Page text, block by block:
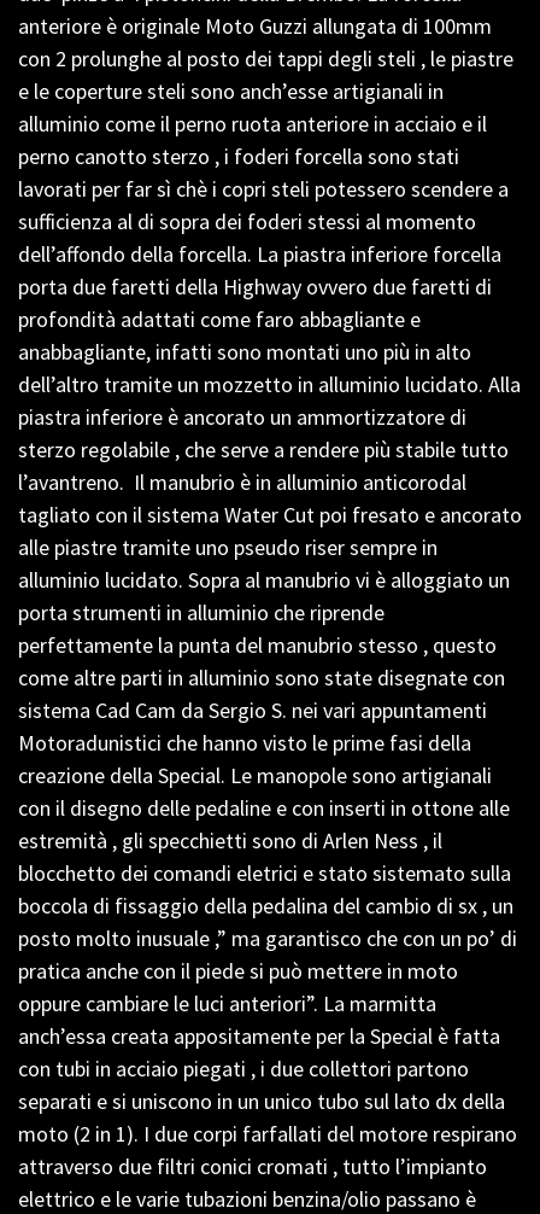
anteriore è originale Moto Guzzi allungata di 100mm
con 2 prolunghe al posto dei tappi degli steli , le piastre
e le coperture steli sono anch’esse artigianali in
alluminio come il perno ruota anteriore in acciaio e il
perno canotto sterzo , i foderi forcella sono stati
lavorati per far sì chè i copri steli potessero scendere a
sufficienza al di sopra dei foderi stessi al momento
dell’affondo della forcella. La piastra inferiore forcella
porta due faretti della Highway ovvero due faretti di
profondità adattati come faro abbagliante e
anabbagliante, infatti sono montati uno più in alto
dell’altro tramite un mozzetto in alluminio lucidato. Alla
piastra inferiore è ancorato un ammortizzatore di
sterzo regolabile , che serve a rendere più stabile tutto
l’avantreno. Il manubrio è in alluminio anticorodal
tagliato con il sistema Water Cut poi fresato e ancorato
alle piastre tramite uno pseudo riser sempre in
alluminio lucidato. Sopra al manubrio vi è alloggiato un
porta strumenti in alluminio che riprende
perfettamente la punta del manubrio stesso , questo
come altre parti in alluminio sono state disegnate con
sistema Cad Cam da Sergio S. nei vari appuntamenti
Motoradunistici che hanno visto le prime fasi della
creazione della Special. Le manopole sono artigianali
con il disegno delle pedaline e con inserti in ottone alle
estremità , gli specchietti sono di Arlen Ness , il
blocchetto dei comandi eletrici e stato sistemato sulla
boccola di fissaggio della pedalina del cambio di sx , un
posto molto inusuale ,” ma garantisco che con un po’ di
pratica anche con il piede si può mettere in moto
oppure cambiare le luci anteriori”. La marmitta
anch’essa creata appositamente per la Special è fatta
con tubi in acciaio piegati , i due collettori partono
separati e si uniscono in un unico tubo sul lato dx della
moto (2 in 1). I due corpi farfallati del motore respirano
attraverso due filtri conici cromati , tutto l’impianto
elettrico e le varie tubazioni benzina/olio passano è